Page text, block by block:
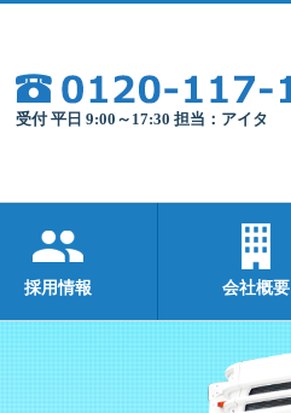
受付 平日 9:00～17:30 担当：アイタ
採用情報 会社概要